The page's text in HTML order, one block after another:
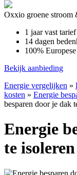
Oxxio groene stroom
1 jaar vast tarief
14 dagen
100%
Bekijk aanbieding
Energie vergelijken »
kosten » Energie
besparen door je dak
Energie
te isoleren